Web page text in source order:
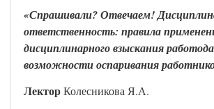
«Спрашивали? Отвечаем!
ответственность: правила
дисциплинарного взыскания
возможности оспаривания
ЛекторКолесникова Я.А.